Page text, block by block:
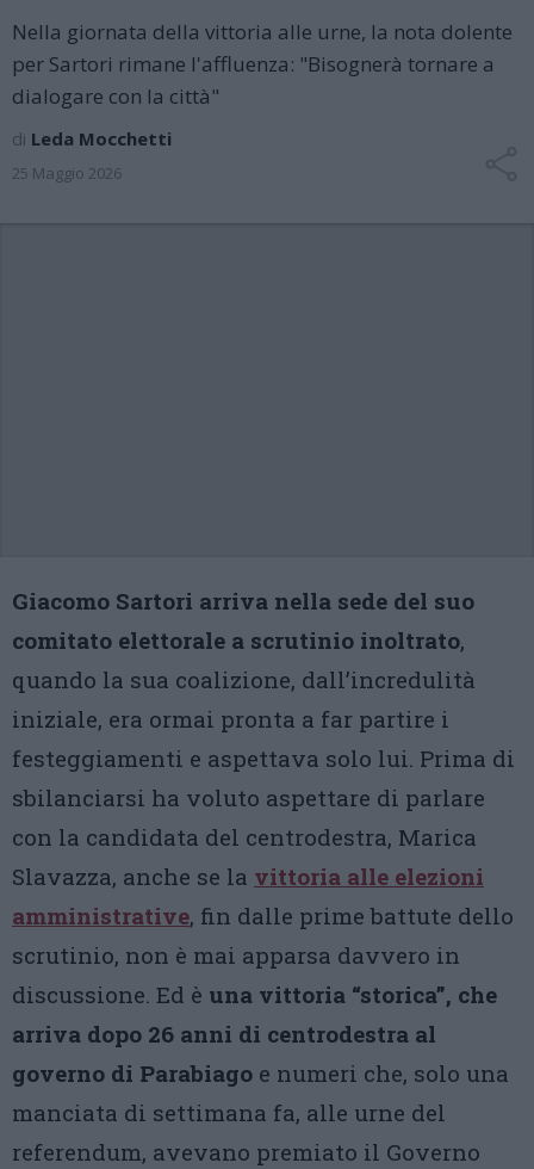
Nella giornata della vittoria alle urne, la nota dolente
per Sartori rimane l'affluenza: "Bisognerà tornare a
dialogare con la città"
di Leda Mocchetti
25 Maggio 2026
Giacomo Sartori arriva nella sede del suo
comitato elettorale a scrutinio inoltrato,
quando la sua coalizione, dall’incredulità
iniziale, era ormai pronta a far partire i
festeggiamenti e aspettava solo lui. Prima di
sbilanciarsi ha voluto aspettare di parlare
con la candidata del centrodestra, Marica
Slavazza, anche se la vittoria alle elezioni
amministrative, fin dalle prime battute dello
scrutinio, non è mai apparsa davvero in
discussione. Ed è una vittoria “storica”, che
arriva dopo 26 anni di centrodestra al
governo di Parabiago e numeri che, solo una
manciata di settimana fa, alle urne del
referendum, avevano premiato il Governo